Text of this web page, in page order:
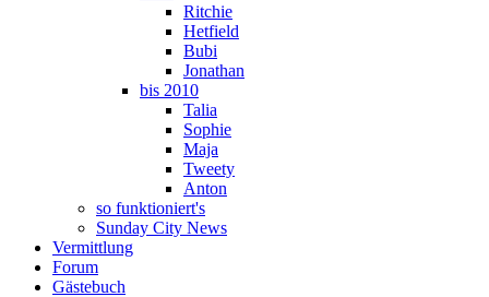
Ritchie
Hetfield
Bubi
Jonathan
bis 2010
Talia
Sophie
Maja
Tweety
Anton
so funktioniert's
Sunday City News
Vermittlung
Forum
Gästebuch